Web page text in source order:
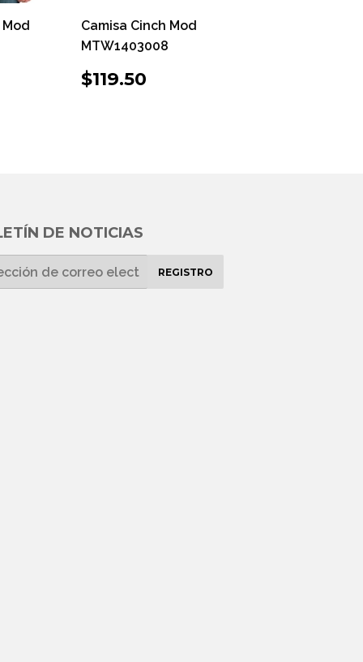
Camisa Cinch Mod
MTW1403008
PRECIO
HABITUAL
$119.50
DE NOTICIAS
REGISTRO